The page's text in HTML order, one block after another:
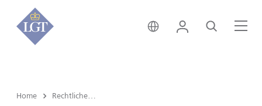
Österreich • Deutsch
Login Suche
Home